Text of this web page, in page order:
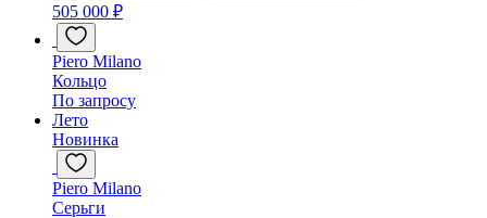
505 000 ₽
Piero Milano
Кольцо
По запросу
Лето
Новинка
Piero Milano
Серьги